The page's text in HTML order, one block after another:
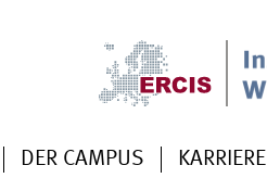
DER CAMPUS KARRIERE